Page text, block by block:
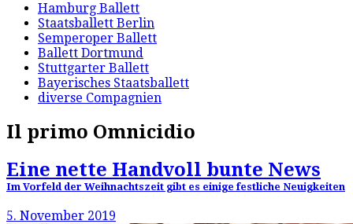
Hamburg Ballett
Staatsballett Berlin
Semperoper Ballett
Ballett Dortmund
Stuttgarter Ballett
Bayerisches Staatsballett
diverse Compagnien
Il primo Omnicidio
Eine nette Handvoll bunte News
Im Vorfeld der Weihnachtszeit gibt es einige festliche Neuigkeiten
5. November 2019